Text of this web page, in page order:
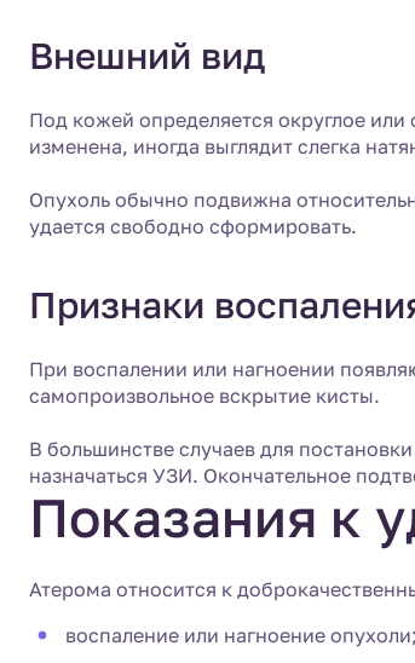
Внешний вид
Под кожей определяется округлое
изменена, иногда выглядит слегка
Опухоль обычно подвижна
удается свободно сформировать.
Признаки
При воспалении или нагноении
самопроизвольное вскрытие кисты.
В большинстве случаев для
назначаться УЗИ. Окончательное
Показания к
Атерома относится к
воспаление или нагноение опухоли;